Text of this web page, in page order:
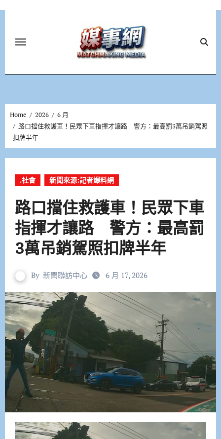
Home 2026
6 月
路口擋住救護車！民眾下車指揮才讓路 警方：最高罰3萬吊銷駕照
扣牌半年
.社會 新聞來源:記者爆料網
路口擋住救護車！民眾下車
指揮才讓路 警方：最高罰
3萬吊銷駕照扣牌半年
By 新聞聯訪中心 6 月 17, 2026